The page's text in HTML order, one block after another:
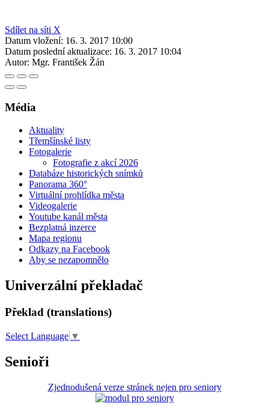
Sdílet na síti X
Datum vložení: 16. 3. 2017 10:00
Datum poslední aktualizace: 16. 3. 2017 10:04
Autor: Mgr. František Žán
Média
Aktuality
Třemšínské listy
Fotogalerie
Fotografie z akcí 2026
Databáze historických snímků
Panorama 360°
Virtuální prohlídka města
Videogalerie
Youtube kanál města
Bezplatná inzerce
Mapa regionu
Odkazy na Facebook
Aby se nezapomnělo
Univerzální překladač
Překlad (translations)
Select Language ▼
Senioři
Zjednodušená verze stránek nejen pro seniory